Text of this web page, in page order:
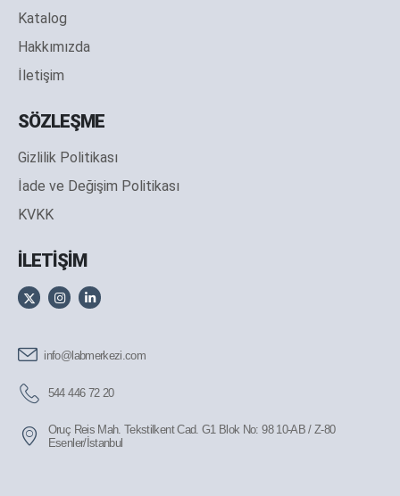
Katalog
Hakkımızda
İletişim
SÖZLEŞME
Gizlilik Politikası
İade ve Değişim Politikası
KVKK
İLETİŞİM
info@labmerkezi.com
544 446 72 20
Oruç Reis Mah. Tekstilkent Cad. G1 Blok No: 98 10-AB / Z-80
Esenler/İstanbul